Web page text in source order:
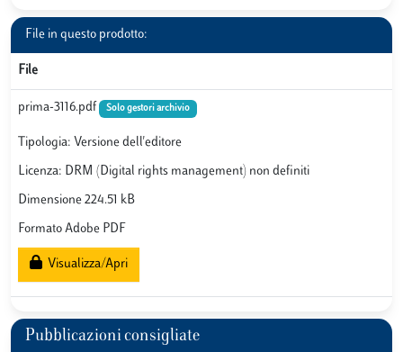
File in questo prodotto:
File
prima-3116.pdf Solo gestori archivio
Tipologia: Versione dell'editore
Licenza: DRM (Digital rights management) non definiti
Dimensione 224.51 kB
Formato Adobe PDF
Visualizza/Apri
Pubblicazioni consigliate